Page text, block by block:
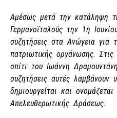
Αμέσως μετά την κατάληψη
Γερμανοϊταλούς την 1η
συζητήσεις στα Ανώγεια για
πατριωτικής οργάνωσης.
σπίτι του Ιωάννη
συζητήσεις αυτές λαμβάνουν
δημιουργείται και
Απελευθερωτικής Δράσεως.